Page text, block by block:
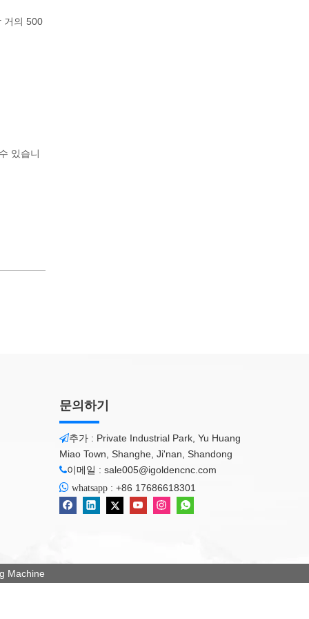
거의 500
있습니
문의하기
추가 : Private Industrial Park, Yu Huang
Miao Town, Shanghe, Ji'nan, Shandong
이메일 : sale005@igoldencnc.com
 whatsapp : +86 17686618301
Machine